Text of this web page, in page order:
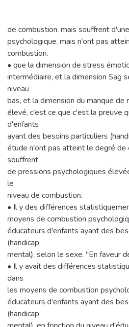
de combustion, mais souffrent
psychologique, mais n'ont pas
combustion.
• que la dimension de stress
intermédiaire, et la dimension Sag
niveau
bas, et la dimension du manque de
élevé, c'est ce que c'est la preuve
d'enfants
ayant des besoins particuliers
étude n'ont pas atteint le degré de
souffrent
de pressions psychologiques
le
niveau de combustion.
• Il y des différences
moyens de combustion
éducateurs d'enfants ayant des
(handicap
mental), selon le sexe. "En faveur
• Il y avait des différences
dans
les moyens de combustion
éducateurs d'enfants ayant des
(handicap